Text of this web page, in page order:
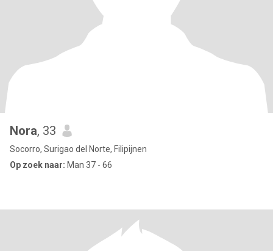
Nora, 33
Socorro, Surigao del Norte, Filipijnen
Op zoek naar: Man 37 - 66